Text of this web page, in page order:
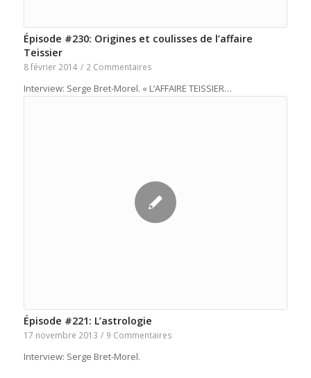
Épisode #230: Origines et coulisses de l’affaire
Teissier
8 février 2014 / 2 Commentaires
Interview: Serge Bret-Morel. « L’AFFAIRE TEISSIER…
Épisode #221: L’astrologie
17 novembre 2013 / 9 Commentaires
Interview: Serge Bret-Morel.